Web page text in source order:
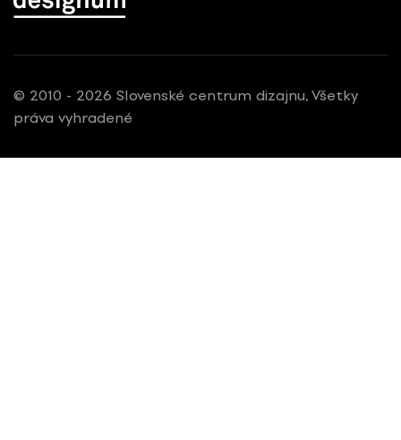
© 2010 - 2026 Slovenské centrum dizajnu, Všetky
práva vyhradené